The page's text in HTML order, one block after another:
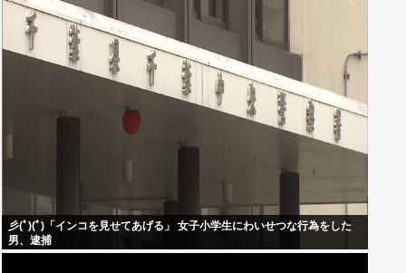
彡(ﾟ)(ﾟ)「インコを見せてあげる」 女子小学生にわいせつな行為をした
男、逮捕